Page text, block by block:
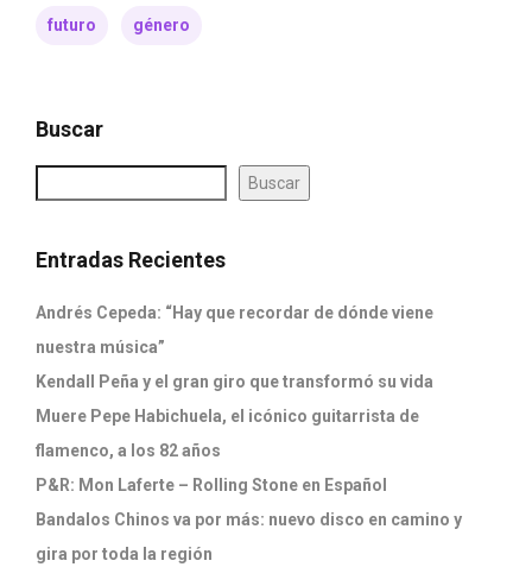
futuro género
Buscar
Buscar
Entradas Recientes
Andrés Cepeda: “Hay que recordar de dónde viene
nuestra música”
Kendall Peña y el gran giro que transformó su vida
Muere Pepe Habichuela, el icónico guitarrista de
flamenco, a los 82 años
P&R: Mon Laferte – Rolling Stone en Español
Bandalos Chinos va por más: nuevo disco en camino y
gira por toda la región